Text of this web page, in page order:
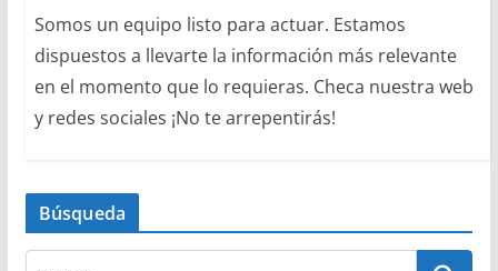
Somos un equipo listo para actuar. Estamos
dispuestos a llevarte la información más relevante
en el momento que lo requieras. Checa nuestra web
y redes sociales ¡No te arrepentirás!
Búsqueda